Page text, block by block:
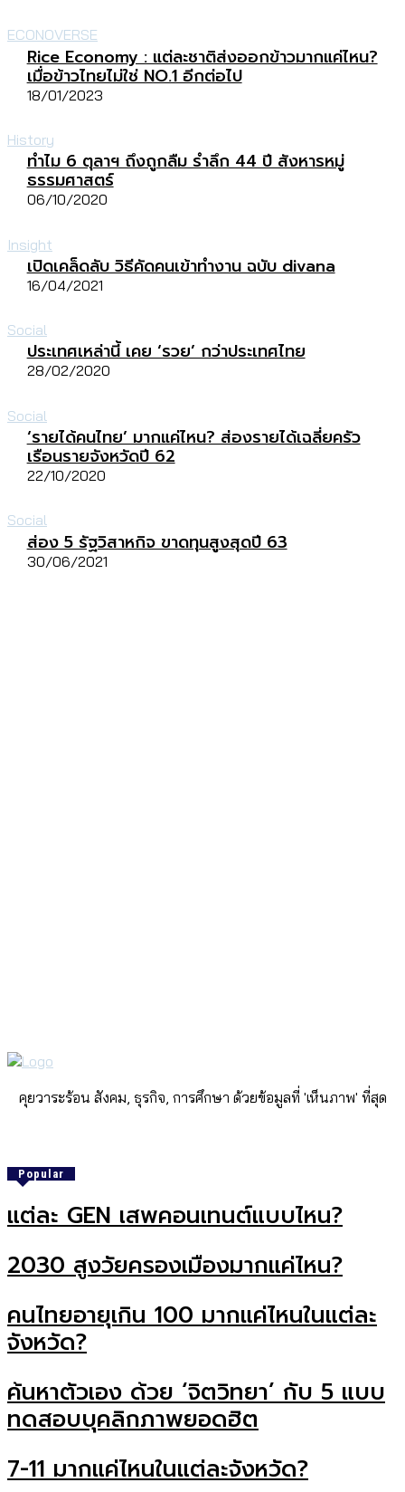
ECONOVERSE
Rice Economy : แต่ละชาติส่งออกข้าวมากแค่ไหน?
เมื่อข้าวไทยไม่ใช่ NO.1 อีกต่อไป
18/01/2023
History
ทำไม 6 ตุลาฯ ถึงถูกลืม รำลึก 44 ปี สังหารหมู่
ธรรมศาสตร์
06/10/2020
Insight
เปิดเคล็ดลับ วิธีคัดคนเข้าทำงาน ฉบับ divana
16/04/2021
Social
ประเทศเหล่านี้ เคย ‘รวย’ กว่าประเทศไทย
28/02/2020
Social
‘รายได้คนไทย’ มากแค่ไหน? ส่องรายได้เฉลี่ยครัว
เรือนรายจังหวัดปี 62
22/10/2020
Social
ส่อง 5 รัฐวิสาหกิจ ขาดทุนสูงสุดปี 63
30/06/2021
คุยวาระร้อน สังคม, ธุรกิจ, การศึกษา ด้วยข้อมูลที่ 'เห็นภาพ' ที่สุด
Popular
แต่ละ GEN เสพคอนเทนต์แบบไหน?
2030 สูงวัยครองเมืองมากแค่ไหน?
คนไทยอายุเกิน 100 มากแค่ไหนในแต่ละ
จังหวัด?
ค้นหาตัวเอง ด้วย ‘จิตวิทยา’ กับ 5 แบบ
ทดสอบบุคลิกภาพยอดฮิต
7-11 มากแค่ไหนในแต่ละจังหวัด?